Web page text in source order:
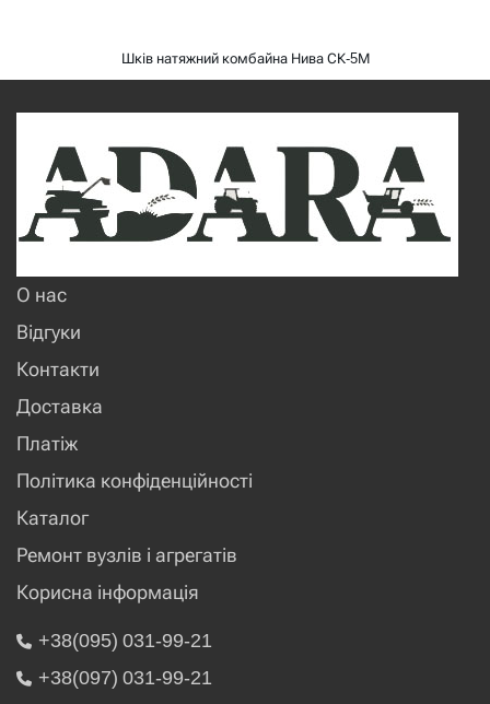
Шків натяжний комбайна Нива СК-5М
О нас
Відгуки
Контакти
Доставка
Платіж
Політика конфіденційності
Каталог
Ремонт вузлів і агрегатів
Корисна інформація
+38(095) 031-99-21
+38(097) 031-99-21